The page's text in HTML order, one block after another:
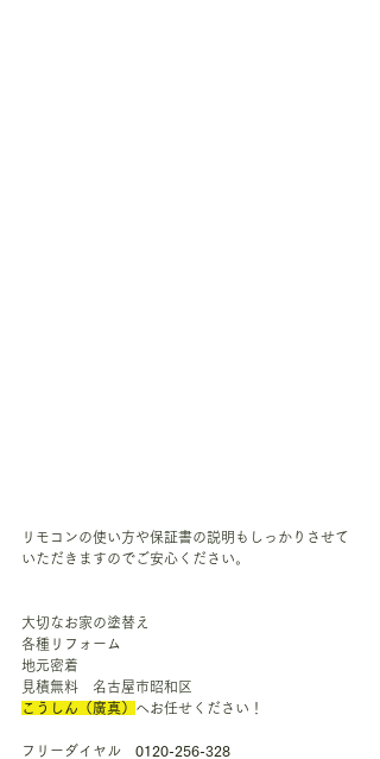
リモコンの使い方や保証書の説明もしっかりさせて
いただきますのでご安心ください。
大切なお家の塗替え
各種リフォーム
地元密着
見積無料　名古屋市昭和区
こうしん（廣真） へお任せください！
フリーダイヤル 0120-256-328